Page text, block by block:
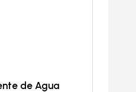
de Agua